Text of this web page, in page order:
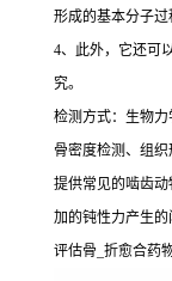
形成的基本分子过
4、此外，它还可
究。
检测方式：生物力
骨密度检测、组织
提供常见的啮齿
加的钝性力产生
评估骨_折愈合药